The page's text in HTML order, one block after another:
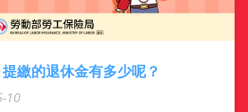
繳的退休金有多少呢？
10